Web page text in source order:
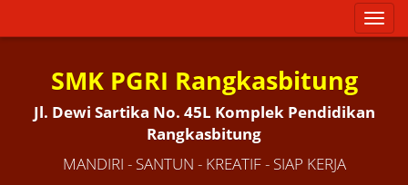
Toggle
SMK PGRI Rangkasbitung
Jl. Dewi Sartika No. 45L Komplek Pendidikan
Rangkasbitung
MANDIRI - SANTUN - KREATIF - SIAP KERJA